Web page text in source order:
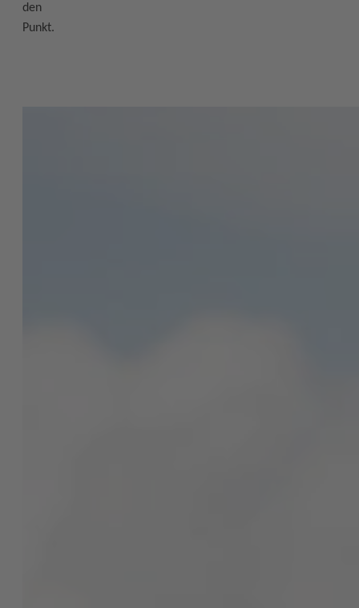
den
Punkt.